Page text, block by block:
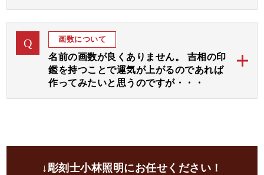
作り致します。
A
気を拝見して八方位に広がりますよう文字入れ致しま
す。
その後、選んでいただいた３つの運気部分をさらに強
調してお入れいたします。
Q 画数について
名前の画数が良くありません。 吉相の印
鑑を持つことで運気が上がるのであれば
作ってみたいと思うのですが・・・
ご印鑑にて画数を吉に変更して、さらにご希望の運気
↓彫刻士小林照明にお任せください！